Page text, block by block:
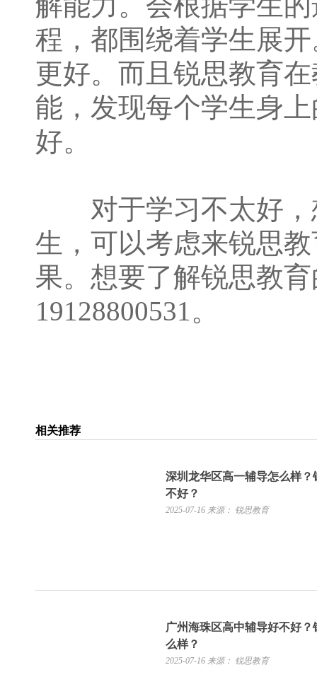
程，都围绕着学生展
更好。而且锐思教育
能，发现每个学生身
好。
对于学习不太好，
生，可以考虑来锐思
果。想要了解锐思教
19128800531。
相关推荐
深圳龙华区高一辅导怎么样？
不好？
2025-07-16 来源： 锐思教育
广州海珠区高中辅导好不好？
么样？
2025-07-16 来源： 锐思教育